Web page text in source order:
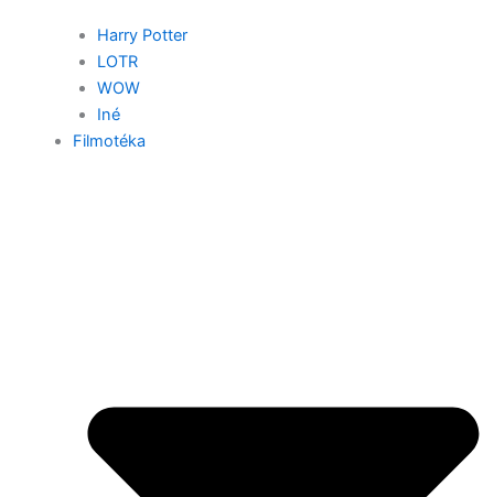
Harry Potter
LOTR
WOW
Iné
Filmotéka